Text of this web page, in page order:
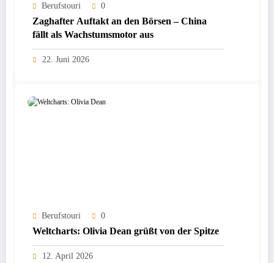
Berufstouri 0
Zaghafter Auftakt an den Börsen – China
fällt als Wachstumsmotor aus
22. Juni 2026
Berufstouri 0
Weltcharts: Olivia Dean grüßt von der Spitze
12. April 2026